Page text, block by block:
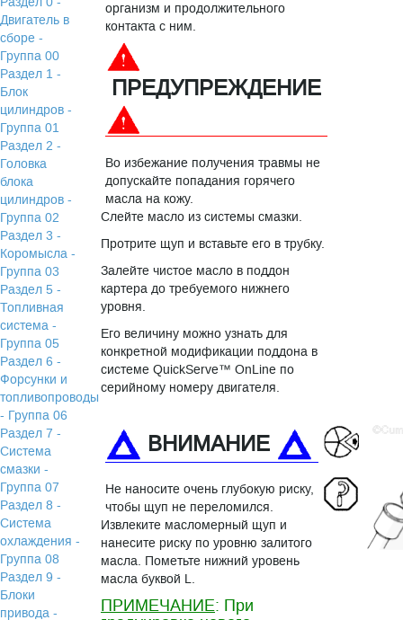
Двигатель в
сборе -
Группа 00
Раздел 1 -
Блок
цилиндров -
Группа 01
Раздел 2 -
Головка
блока
цилиндров -
Группа 02
Раздел 3 -
Коромысла -
Группа 03
Раздел 5 -
Топливная
система -
Группа 05
Раздел 6 -
Форсунки и
топливопроводы
- Группа 06
Раздел 7 -
Система
смазки -
Группа 07
Раздел 8 -
Система
охлаждения -
Группа 08
Раздел 9 -
Блоки
привода -
организм и продолжительного
контакта с ним.
ПРЕДУПРЕЖДЕНИЕ
Во избежание получения травмы не
допускайте попадания горячего
масла на кожу.
Слейте масло из системы смазки.
Протрите щуп и вставьте его в трубку.
Залейте чистое масло в поддон
картера до требуемого нижнего
уровня.
Его величину можно узнать для
конкретной модификации поддона в
системе QuickServe™ OnLine по
серийному номеру двигателя.
ВНИМАНИЕ
Не наносите очень глубокую риску,
чтобы щуп не переломился.
Извлеките масломерный щуп и
нанесите риску по уровню залитого
масла. Пометьте нижний уровень
масла буквой L.
ПРИМЕЧАНИЕ: При